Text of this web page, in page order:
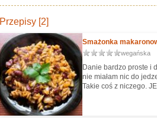
Przepisy [2]
Smażonka
wegańska
Danie bardzo proste i
nie miałam nic do
Takie coś z niczego.